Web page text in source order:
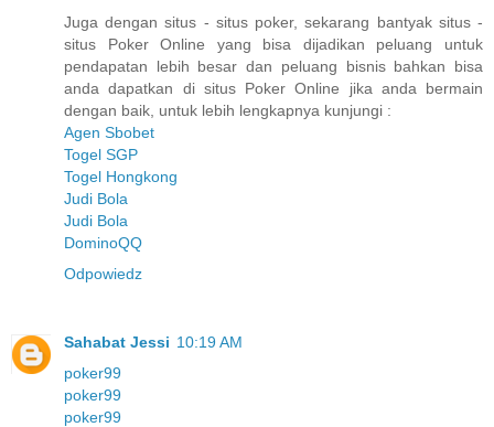
Juga dengan situs - situs poker, sekarang bantyak situs -
situs Poker Online yang bisa dijadikan peluang untuk
pendapatan lebih besar dan peluang bisnis bahkan bisa
anda dapatkan di situs Poker Online jika anda bermain
dengan baik, untuk lebih lengkapnya kunjungi :
Agen Sbobet
Togel SGP
Togel Hongkong
Judi Bola
Judi Bola
DominoQQ
Odpowiedz
Sahabat Jessi 10:19 AM
poker99
poker99
poker99